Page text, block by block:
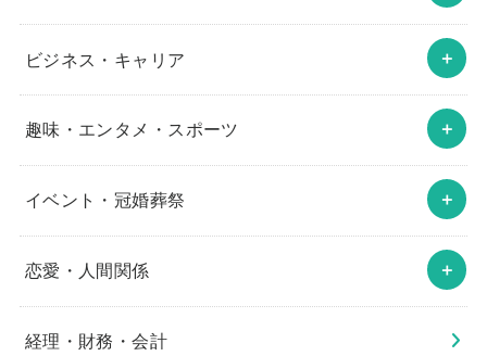
ビジネス・キャリア
趣味・エンタメ・スポーツ
イベント・冠婚葬祭
恋愛・人間関係
経理・財務・会計